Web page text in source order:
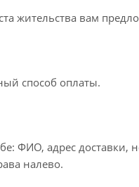
жительства вам
способ оплаты.
ФИО, адрес доставки,
налево.